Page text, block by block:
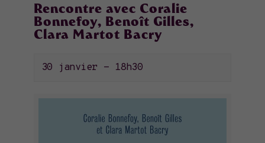
Rencontre avec Coralie
Bonnefoy, Benoît Gilles,
Clara Martot Bacry
30 janvier - 18h30